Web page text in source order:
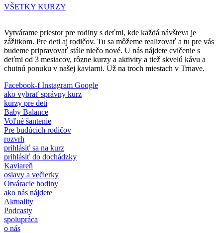
VŠETKY KURZY
Vytvárame priestor pre rodiny s deťmi, kde každá návšteva je
zážitkom. Pre deti aj rodičov. Tu sa môžeme realizovať a tu pre vás
budeme pripravovať stále niečo nové. U nás nájdete cvičenie s
deťmi od 3 mesiacov, rôzne kurzy a aktivity a tiež skvelú kávu a
chutnú ponuku v našej kaviarni. Už na troch miestach v Trnave.
Facebook-f Instagram Google
ako vybrať správny kurz
kurzy pre deti
Baby Balance
Voľné šantenie
Pre budúcich rodičov
rozvrh
prihlásiť sa na kurz
prihlásiť do dochádzky
Kaviareň
oslavy a večierky
Otváracie hodiny
ako nás nájdete
Aktuality
Podcasty
spolupráca
o nás